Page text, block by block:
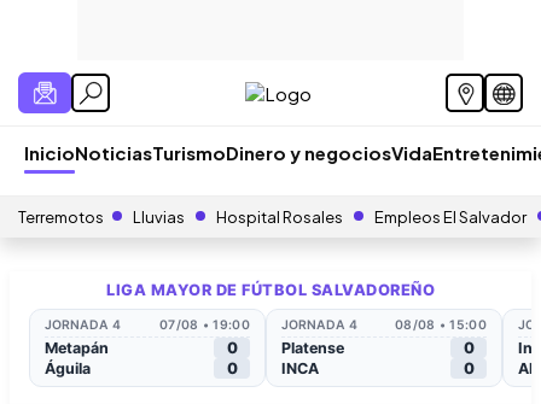
InicioNoticiasTurismoDinero y negociosVida
Terremotos Lluvias Hospital Rosales Empleos El Salvador